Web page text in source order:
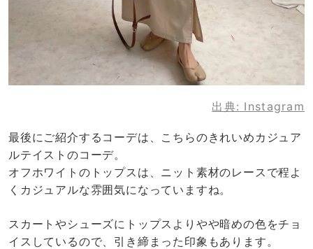
出典: Instagram
最後にご紹介するコーデは、こちらのきれいめカジュア
ルテイストのコーデ。
オフホワイトのトップスは、ニット素材のレースで程よ
くカジュアルな雰囲気になっていますね。
スカートやシューズにトップスよりやや暗めの色をチョ
イスしているので、引き締まった印象もあります。